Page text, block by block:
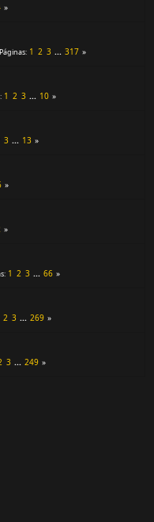
Páginas 1 2 3 ... 317
1 2 3 ... 10
3 ... 13
1 2 3 ... 66
2 3 ... 269
3 ... 249